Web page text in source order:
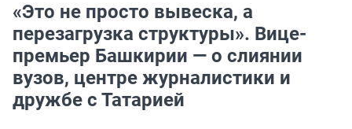
«Это не просто вывеска, а
перезагрузка структуры». Вице-
премьер Башкирии — о слиянии
вузов, центре журналистики и
дружбе с Татарией